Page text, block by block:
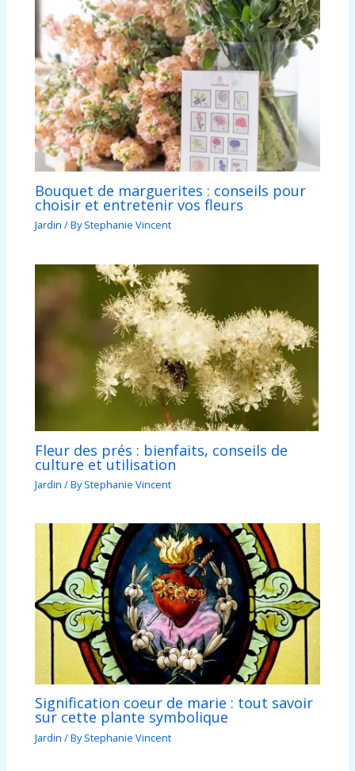
Bouquet de marguerites : conseils pour
choisir et entretenir vos fleurs
Jardin / ByStephanie Vincent
Fleur des prés : bienfaits, conseils de
culture et utilisation
Jardin / ByStephanie Vincent
Signification coeur de marie : tout savoir
sur cette plante symbolique
Jardin / ByStephanie Vincent